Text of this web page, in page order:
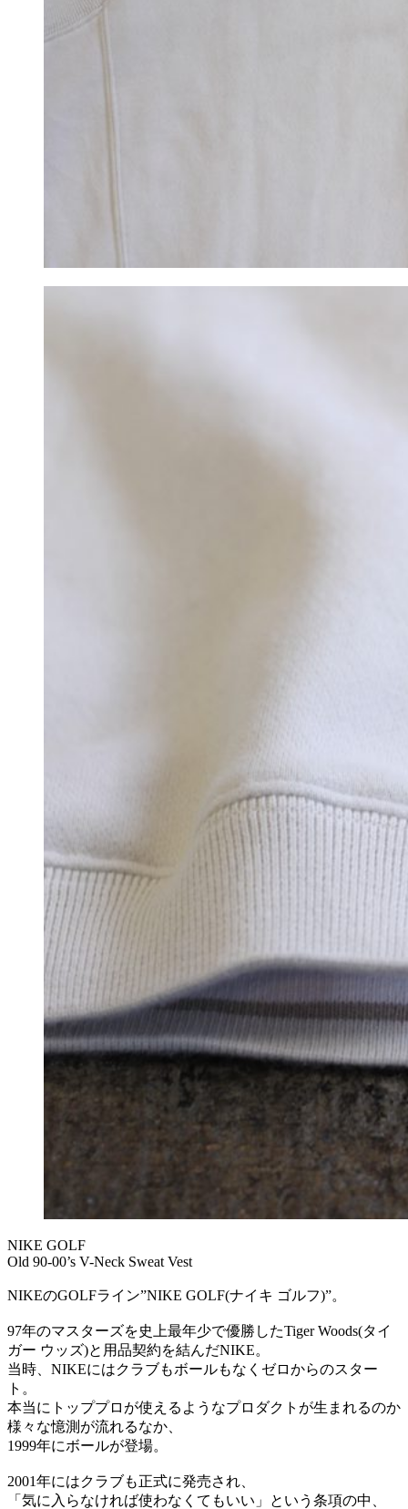
NIKE GOLF
Old 90-00’s V-Neck Sweat Vest
NIKEのGOLFライン”NIKE GOLF(ナイキ ゴルフ)”。
97年のマスターズを史上最年少で優勝したTiger Woods(タイ
ガー ウッズ)と用品契約を結んだNIKE。
当時、NIKEにはクラブもボールもなく ゼロからのスター
ト。
本当にトッププロが使えるようなプロダクトが生まれるのか
様々な憶測が流れるなか、
1999年にボールが登場。
2001年にはクラブも正式に発売され、
「気に入らなければ使わなくてもいい」という条項の中、